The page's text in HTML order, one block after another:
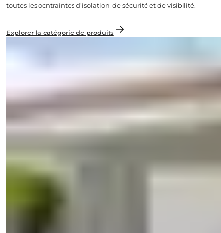
toutes les ocntraintes d'isolation, de sécurité et de visibilité.
Explorer la catégorie de produits